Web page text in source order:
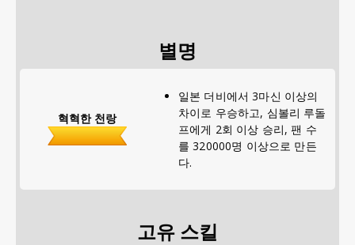
별명
혁혁한 천랑
일본 더비에서 3마신 이상의
차이로 우승하고, 심볼리 루돌
프에게 2회 이상 승리, 팬 수
를 320000명 이상으로 만든
다.
고유 스킬